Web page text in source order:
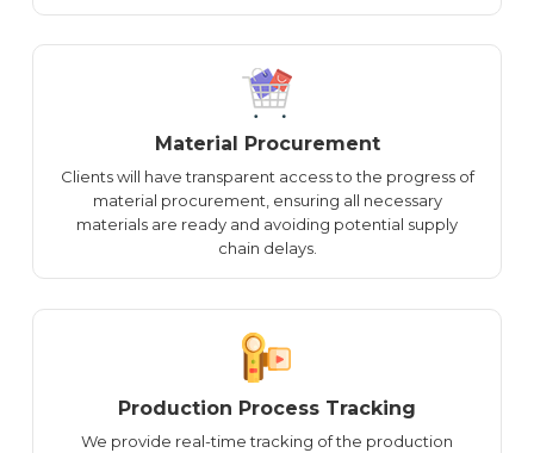
Material Procurement
Clients will have transparent access to the progress of
material procurement, ensuring all necessary
materials are ready and avoiding potential supply
chain delays.
Production Process Tracking
We provide real-time tracking of the production